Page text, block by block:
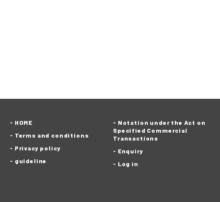
HOME
Terms and conditions
Privacy policy
guideline
Notation under the Act on
Specified Commercial
Transactions
Enquiry
Log in